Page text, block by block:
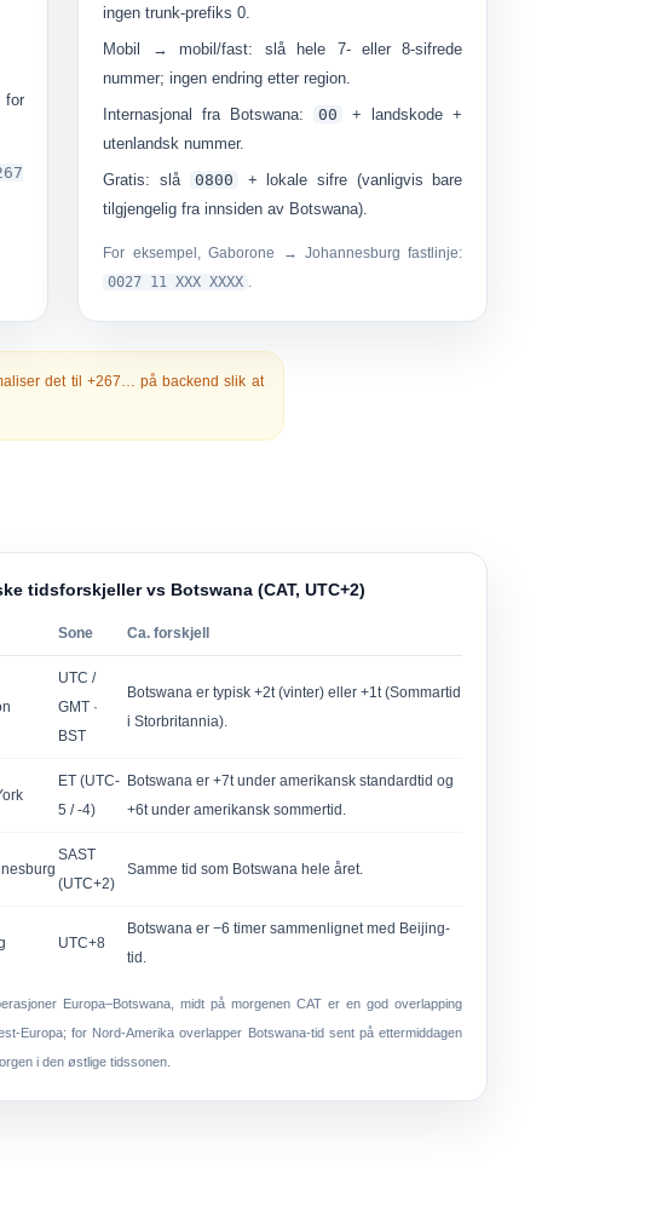
for
ingen trunk-prefiks 0.
Mobil → mobil/fast: slå hele 7- eller 8-sifrede
nummer; ingen endring etter region.
Internasjonal fra Botswana:
00
+ landskode +
utenlandsk nummer.
Gratis: slå 0800
+ lokale sifre (vanligvis bare
tilgjengelig fra innsiden av Botswana).
For eksempel, Gaborone → Johannesburg fastlinje:
0027 11 XXX XXXX .
det til +267… på backend slik at
tidsforskjeller vs Botswana (CAT, UTC+2)
Sone Ca. forskjell
UTC /
GMT ·
BST
Botswana er typisk +2t (vinter) eller +1t (Sommartid
i Storbritannia).
ET (UTC-
5 / -4)
Botswana er +7t under amerikansk standardtid og
+6t under amerikansk sommertid.
SAST
(UTC+2)
Samme tid som Botswana hele året.
UTC+8
Botswana er −6 timer sammenlignet med Beijing-
tid.
Europa–Botswana, midt på morgenen CAT er en god overlapping
Europa; for Nord-Amerika overlapper Botswana-tid sent på ettermiddagen
i den østlige tidssonen.